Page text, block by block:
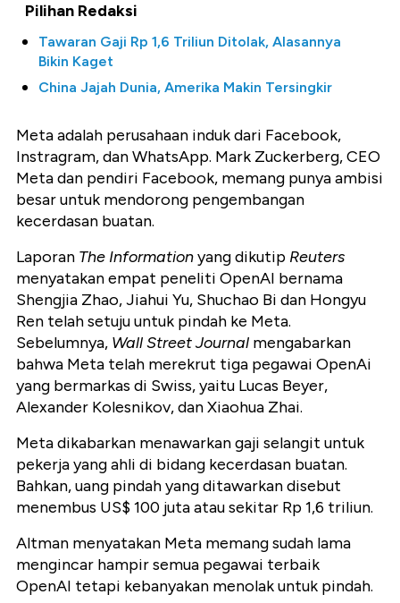
Pilihan Redaksi
Tawaran Gaji Rp 1,6 Triliun Ditolak, Alasannya
Bikin Kaget
China Jajah Dunia, Amerika Makin Tersingkir
Meta adalah perusahaan induk dari Facebook,
Instragram, dan WhatsApp. Mark Zuckerberg, CEO
Meta dan pendiri Facebook, memang punya ambisi
besar untuk mendorong pengembangan
kecerdasan buatan.
Laporan The Informationyang dikutip Reuters
menyatakan empat peneliti OpenAI bernama
Shengjia Zhao, Jiahui Yu, Shuchao Bi dan Hongyu
Ren telah setuju untuk pindah ke Meta.
Sebelumnya, Wall Street Journal mengabarkan
bahwa Meta telah merekrut tiga pegawai OpenAi
yang bermarkas di Swiss, yaitu Lucas Beyer,
Alexander Kolesnikov, dan Xiaohua Zhai.
Meta dikabarkan menawarkan gaji selangit untuk
pekerja yang ahli di bidang kecerdasan buatan.
Bahkan, uang pindah yang ditawarkan disebut
menembus US$ 100 juta atau sekitar Rp 1,6 triliun.
Altman menyatakan Meta memang sudah lama
mengincar hampir semua pegawai terbaik
OpenAI tetapi kebanyakan menolak untuk pindah.